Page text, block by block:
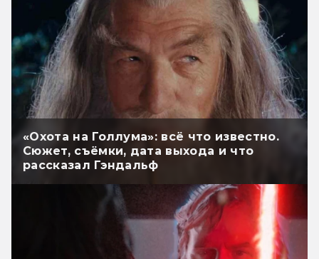
«Охота на Голлума»: всё что известно.
Сюжет, съёмки, дата выхода и что
рассказал Гэндальф